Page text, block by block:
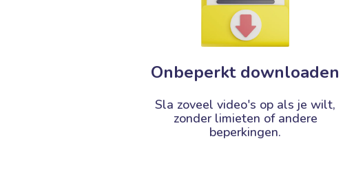
Onbeperkt downloaden
Sla zoveel video's op als je wilt,
zonder limieten of andere
beperkingen.